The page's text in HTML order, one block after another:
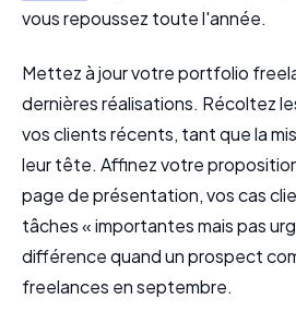
vous repoussez toute l'année.
Mettez à jour votre portfolio
dernières réalisations. Récoltez
vos clients récents, tant que la
leur tête. Affinez votre
page de présentation, vos cas
tâches « importantes mais pas
différence quand un prospect
freelances en septembre.